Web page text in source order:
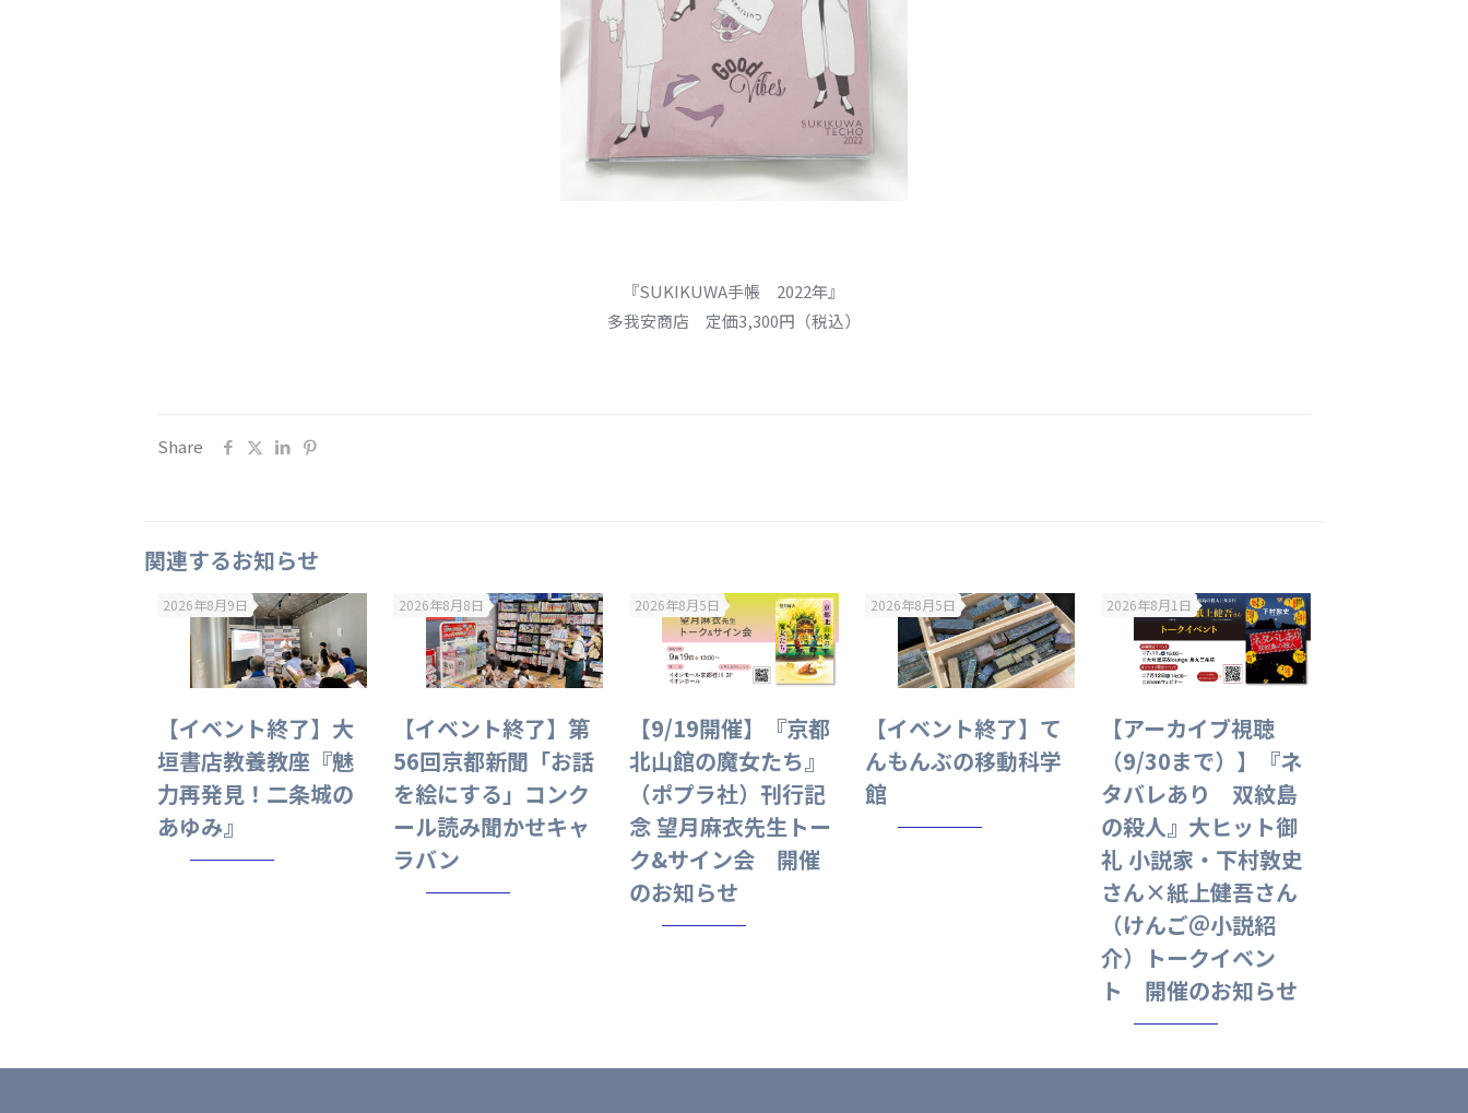
『SUKIKUWA手帳 2022年』
多我安商店 定価3,300円（税込）
Share
関連するお知らせ
2026年8月9日
【イベント終了】大
垣書店教養教座『魅
力再発見！二条城の
あゆみ』
2026年8月8日
【イベント終了】第
56回京都新聞「お話
を絵にする」コンク
ール読み聞かせキャ
ラバン
2026年8月5日
【9/19開催】『京都
北山館の魔女たち』
（ポプラ社）刊行記
念 望月麻衣先生トー
ク&サイン会 開催
のお知らせ
2026年8月5日
【イベント終了】て
んもんぶの移動科学
館
2026年8月1日
【アーカイブ視聴
（9/30まで）】『ネ
タバレあり 双紋島
の殺人』大ヒット御
礼 小説家・下村敦史
さん×紙上健吾さん
（けんご＠小説紹
介）トークイベン
ト 開催のお知らせ